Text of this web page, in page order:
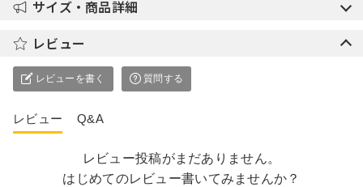
サイズ・商品詳細
レビュー
レビューを書く 質問する
レビュー Q&A
レビュー投稿がまだありません。
はじめてのレビュー書いてみませんか？